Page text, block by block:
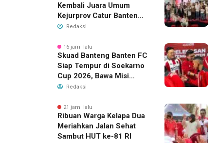
Kembali Juara Umum
Kejurprov Catur Banten
2026, Raih 24 Medali
Redaksi
16 jam lalu
Skuad Banteng Banten FC
Siap Tempur di Soekarno
Cup 2026, Bawa Misi
Harumkan Nama Banten
Redaksi
21 jam lalu
Ribuan Warga Kelapa Dua
Meriahkan Jalan Sehat
Sambut HUT ke-81 RI